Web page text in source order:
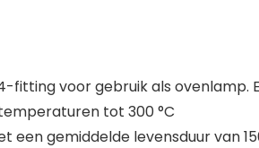
fitting voor gebruik als
tot 300 °C
een gemiddelde levensduur van